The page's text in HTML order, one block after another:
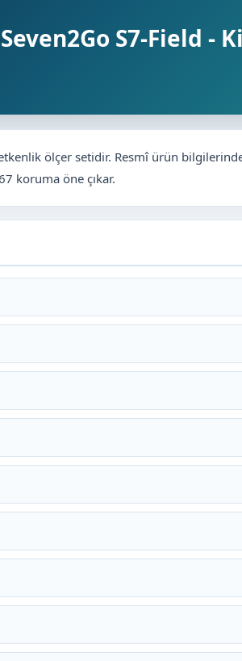
S7-Field -
ölçer setidir. Resmî ürün
koruma öne çıkar.